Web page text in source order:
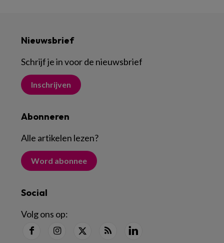
Nieuwsbrief
Schrijf je in voor de nieuwsbrief
Inschrijven
Abonneren
Alle artikelen lezen?
Word abonnee
Social
Volg ons op: